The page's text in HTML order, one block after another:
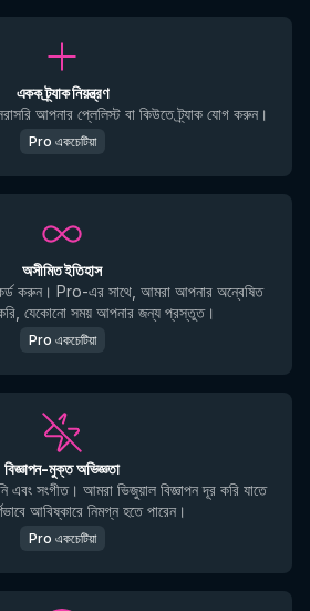
একক ট্র্যাক নিয়ন্ত্রণ
আপনার প্লেলিস্ট বা কিউতে ট্র্যাক যোগ করুন।
Pro একচেটিয়া
অসীমিত ইতিহাস
করুন। Pro-এর সাথে, আমরা আপনার অন্বেষিত
যেকোনো সময় আপনার জন্য প্রস্তুত।
Pro একচেটিয়া
বিজ্ঞাপন-মুক্ত অভিজ্ঞতা
এবং সংগীত। আমরা ভিজুয়াল বিজ্ঞাপন দূর করি যাতে
আবিষ্কারে নিমগ্ন হতে পারেন।
Pro একচেটিয়া